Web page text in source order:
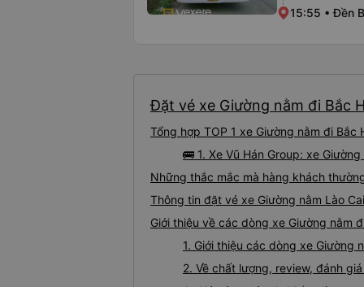
15:55 • Đền
Đặt vé xe Giường nằm đi Bắc
Tổng hợp TOP 1 xe Giường nằm đi
🚌 1. Xe Vũ Hán Group: xe
Những thắc mắc mà hàng khách
Thông tin đặt vé xe Giường nằm Lào
Giới thiệu về các dòng xe Giường nằm
1. Giới thiệu các dòng xe Giường
2. Về chất lượng, review, đánh